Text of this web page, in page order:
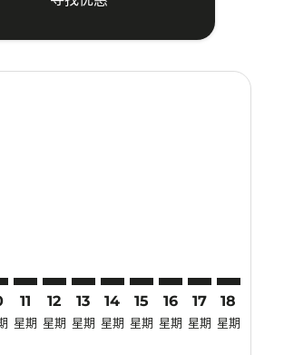
11
星期
12
星期
13
星期
14
星期
15
星期
16
星期
17
星期
18
星期